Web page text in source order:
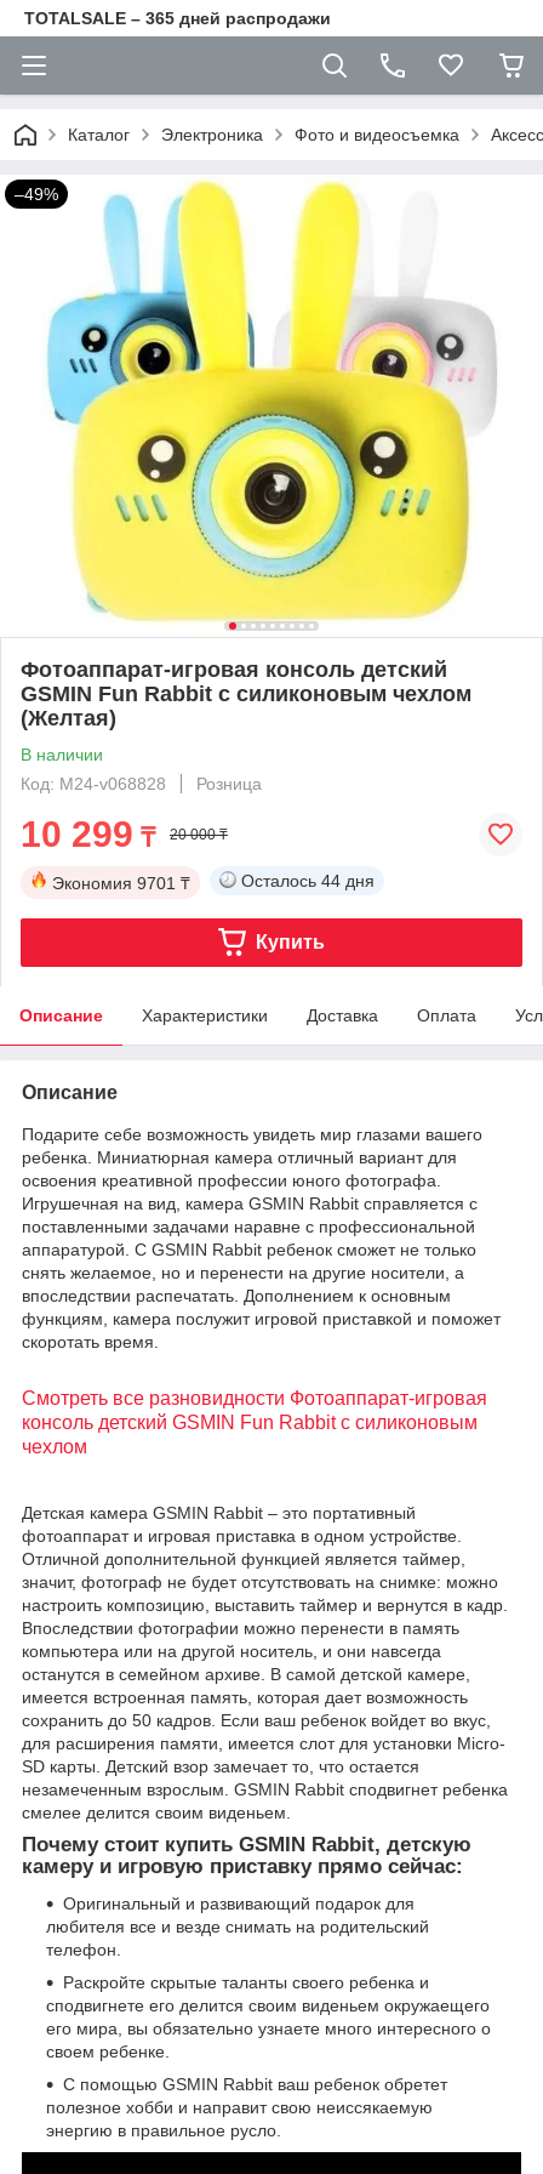
TOTALSALE – 365 дней распродажи
Каталог Электроника Фото и видеосъемка
–49%
Фотоаппарат-игровая консоль детский
GSMIN Fun Rabbit с силиконовым чехлом
(Желтая)
В наличии
Код: M24-v068828
Розница
10 299 ₸ 20 000 ₸
Экономия 9701 ₸ Осталось 44 дня
Купить
Описание Характеристики Доставка Оплата
Описание
Подарите себе возможность увидеть мир глазами вашего
ребенка. Миниатюрная камера отличный вариант для
освоения креативной профессии юного фотографа.
Игрушечная на вид, камера GSMIN Rabbit справляется с
поставленными задачами наравне с профессиональной
аппаратурой. С GSMIN Rabbit ребенок сможет не только
снять желаемое, но и перенести на другие носители, а
впоследствии распечатать. Дополнением к основным
функциям, камера послужит игровой приставкой и поможет
скоротать время.
Смотреть все разновидности Фотоаппарат-игровая
консоль детский GSMIN Fun Rabbit с силиконовым
чехлом
Детская камера GSMIN Rabbit – это портативный
фотоаппарат и игровая приставка в одном устройстве.
Отличной дополнительной функцией является таймер,
значит, фотограф не будет отсутствовать на снимке: можно
настроить композицию, выставить таймер и вернутся в кадр.
Впоследствии фотографии можно перенести в память
компьютера или на другой носитель, и они навсегда
останутся в семейном архиве. В самой детской камере,
имеется встроенная память, которая дает возможность
сохранить до 50 кадров. Если ваш ребенок войдет во вкус,
для расширения памяти, имеется слот для установки Micro-
SD карты. Детский взор замечает то, что остается
незамеченным взрослым. GSMIN Rabbit сподвигнет ребенка
смелее делится своим виденьем.
Почему стоит купить GSMIN Rabbit, детскую
камеру и игровую приставку прямо сейчас:
Оригинальный и развивающий подарок для
любителя все и везде снимать на родительский
телефон.
Раскройте скрытые таланты своего ребенка и
сподвигнете его делится своим виденьем окружаещего
его мира, вы обязательно узнаете много интересного о
своем ребенке.
С помощью GSMIN Rabbit ваш ребенок обретет
полезное хобби и направит свою неиссякаемую
энергию в правильное русло.